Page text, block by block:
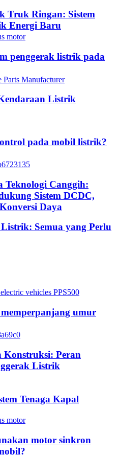
Truk Ringan: Sistem
Energi Baru
penggerak listrik pada
Listrik
pada mobil listrik?
Teknologi Canggih:
Sistem DCDC,
Daya
Semua yang Perlu
umur
Konstruksi: Peran
Listrik
Tenaga Kapal
motor sinkron